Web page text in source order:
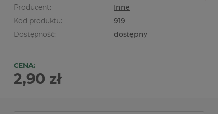
Producent:
Inne
Kod produktu:
919
Dostępność:
dostępny
CENA:
2,90 zł